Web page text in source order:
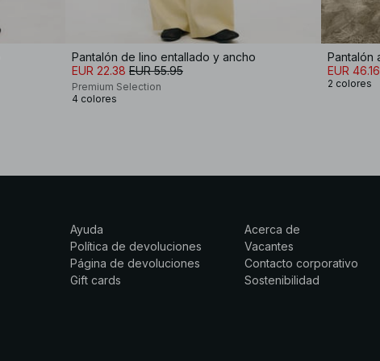
Pantalón de lino entallado y ancho
EUR 22.38 EUR 55.95
Premium Selection
4 colores
EUR 46.16
2 colores
Ayuda
Política de devoluciones
Página de devoluciones
Gift cards
Acerca de
Vacantes
Contacto corporativo
Sostenibilidad